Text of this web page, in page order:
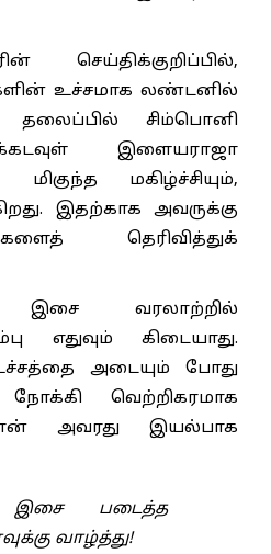
செய்திக்குறிப்பில்,
உச்சமாக லண்டனில்
சிம்பொனி
இளையராஜா
மிகுந்த மகிழ்ச்சியும்,
இதற்காக அவருக்கு
தெரிவித்துக்
இசை வரலாற்றில்
எதுவும் கிடையாது.
அடையும் போது
வெற்றிகரமாக
அவரது இயல்பாக
இசை படைத்த
வாழ்த்து!